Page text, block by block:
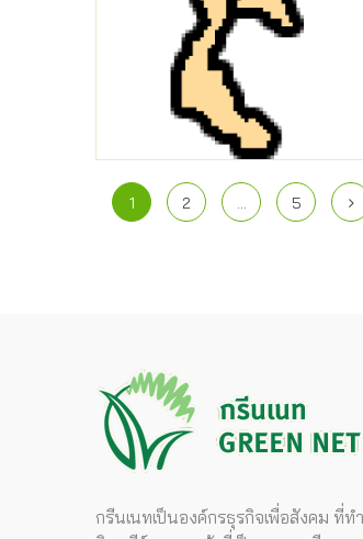
1 2 … 5
กรีนเนทเป็นองค์กรธุรกิจเพื่อสังคม ที่ท